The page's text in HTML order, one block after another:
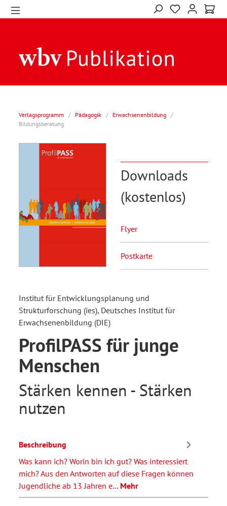
Verlagsprogramm / Pädagogik / Erwachsenenbildung /
Bildungsberatung
Downloads
(kostenlos)
Flyer
Postkarte
Institut für Entwicklungsplanung und
Strukturforschung (ies), Deutsches Institut für
Erwachsenenbildung (DIE)
ProfilPASS für junge
Menschen
Stärken kennen - Stärken
nutzen
Beschreibung
Was kann ich? Worin bin ich gut? Was interessiert
mich? Aus den Antworten auf diese Fragen können
Jugendliche ab 13 Jahren e… Mehr